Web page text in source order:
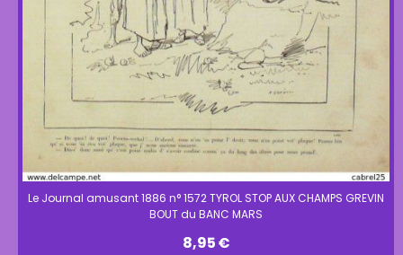
Le Journal amusant 1886 n° 1572 TYROL STOP AUX CHAMPS GREVIN
BOUT du BANC MARS
8,95€